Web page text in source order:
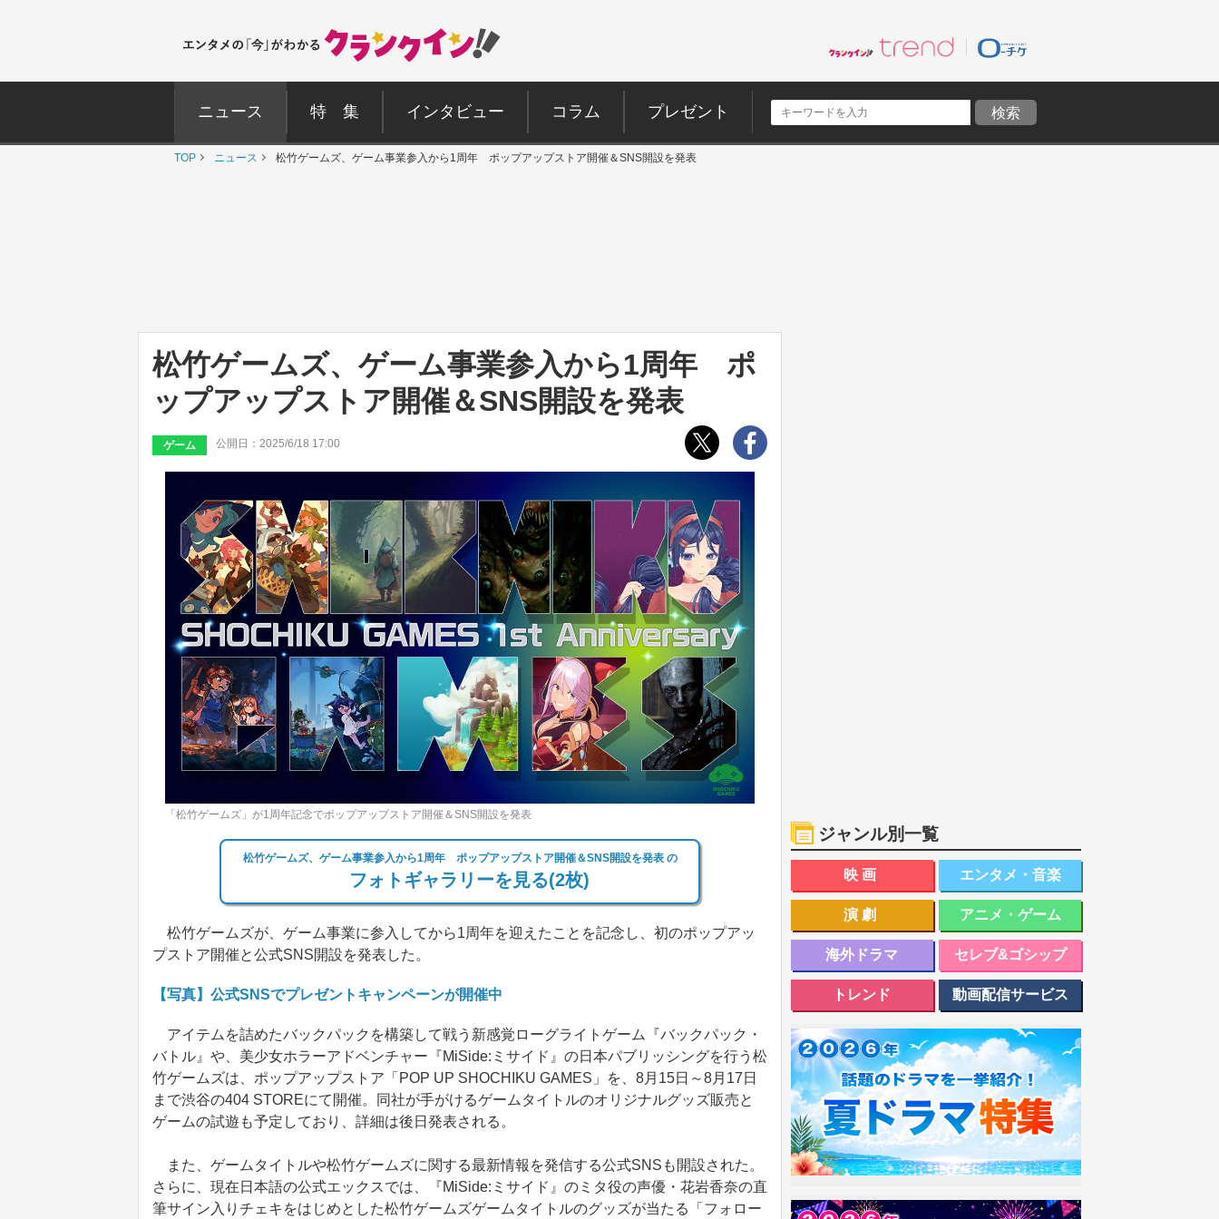
ニュース 特 集 インタビュー コラム プレゼント
TOP ニュース 松竹ゲームズ、ゲーム事業参入から1周年 ポップアップストア開催＆SNS開設を発表
松竹ゲームズ、ゲーム事業参入から1周年 ポ
ップアップストア開催＆SNS開設を発表
ゲーム 公開日：2025/6/18 17:00
「松竹ゲームズ」が1周年記念でポップアップストア開催＆SNS開設を発表
松竹ゲームズ、ゲーム事業参入から1周年 ポップアップストア開催＆SNS開設を発表 の
フォトギャラリーを見る(2枚)
松竹ゲームズが、ゲーム事業に参入してから1周年を迎えたことを記念し、初のポップアッ
プストア開催と公式SNS開設を発表した。
【写真】公式SNSでプレゼントキャンペーンが開催中
アイテムを詰めたバックパックを構築して戦う新感覚ローグライトゲーム『バックパック・
バトル』や、美少女ホラーアドベンチャー『MiSide:ミサイド』の日本パブリッシングを行う松
竹ゲームズは、ポップアップストア「POP UP SHOCHIKU GAMES」を、8月15日～8月17日
まで渋谷の404 STOREにて開催。同社が手がけるゲームタイトルのオリジナルグッズ販売と
ゲームの試遊も予定しており、詳細は後日発表される。
また、ゲームタイトルや松竹ゲームズに関する最新情報を発信する公式SNSも開設された。
さらに、現在日本語の公式エックスでは、『MiSide:ミサイド』のミタ役の声優・花岩香奈の直
筆サイン入りチェキをはじめとした松竹ゲームズゲームタイトルのグッズが当たる「フォロー
ジャンル別一覧
映画 エンタメ・音楽
演劇 アニメ・ゲーム
海外ドラマ セレブ&ゴシップ
トレンド 動画配信サービス